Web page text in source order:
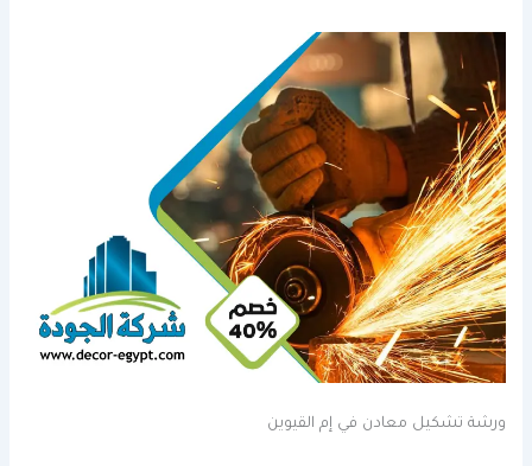
ورشة تشكيل معادن في إم القيوين